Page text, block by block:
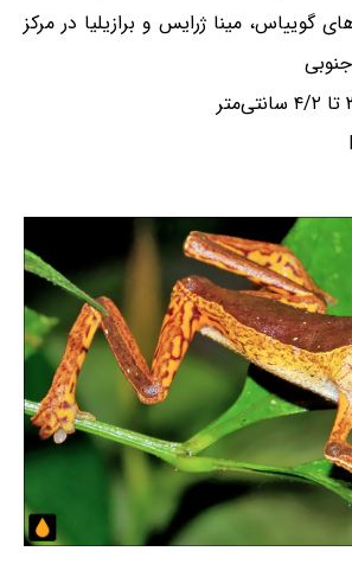
گوییاس، مینا ژرایس و برازیلیا در مرکز